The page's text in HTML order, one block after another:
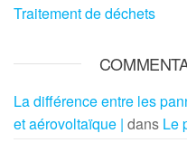
Traitement de déchets
La différence entre les
et aérovoltaïque | dans Le